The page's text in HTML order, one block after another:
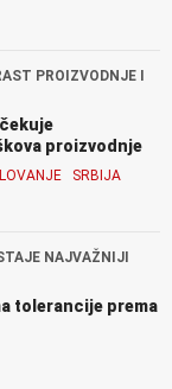
PROIZVODNJE I
proizvodnje
SRBIJA
NAJVAŽNIJI
tolerancije prema